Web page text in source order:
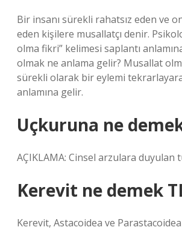
Bir insanı sürekli rahatsız eden ve
eden kişilere musallatçı denir.
olma fikri” kelimesi saplantı
olmak ne anlama gelir? Musallat
sürekli olarak bir eylemi
anlamına gelir.
Uçkuruna ne
AÇIKLAMA: Cinsel arzulara duyulan
Kerevit ne demek
Kerevit, Astacoidea ve